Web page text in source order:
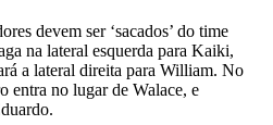
devem ser ‘sacados’ do time
na lateral esquerda para Kaiki,
a lateral direita para William. No
entra no lugar de Walace, e